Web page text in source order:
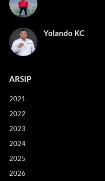
Yolando KC
ARSIP
2021
2022
2023
2024
2025
2026